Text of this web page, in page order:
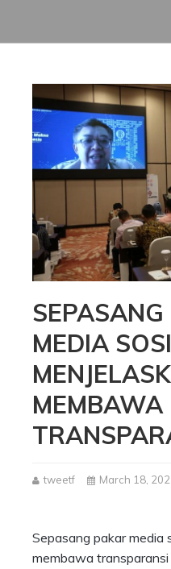
MEDIA
MEMBAWA
tweetf March 18,
Sepasang pakar media
membawa